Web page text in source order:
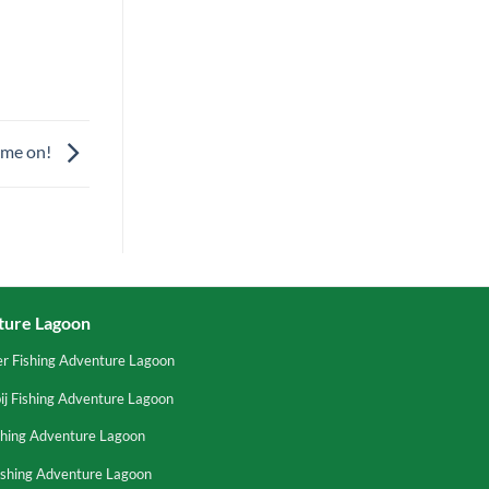
on!
Lagoon
Fishing Adventure Lagoon
Fishing Adventure Lagoon
Adventure Lagoon
Adventure Lagoon